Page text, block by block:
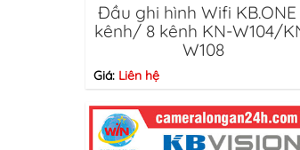
Đầu ghi hình Wifi KB.ONE
kênh/ 8 kênh KN-W104/
W108
Giá: Liên hệ